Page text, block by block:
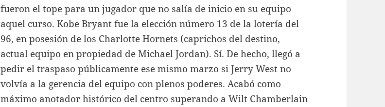
fueron el tope para un jugador que no salía de inicio en su equipo
aquel curso. Kobe Bryant fue la elección número 13 de la lotería del
96, en posesión de los Charlotte Hornets (caprichos del destino,
actual equipo en propiedad de Michael Jordan). Sí. De hecho, llegó a
pedir el traspaso públicamente ese mismo marzo si Jerry West no
volvía a la gerencia del equipo con plenos poderes. Acabó como
máximo anotador histórico del centro superando a Wilt Chamberlain